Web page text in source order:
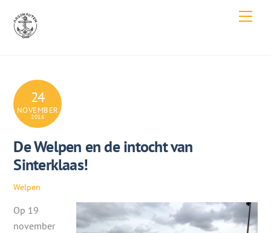
content
24
NOVEMBER
2016
De Welpen en de intocht van
Sinterklaas!
Welpen
Op 19
november